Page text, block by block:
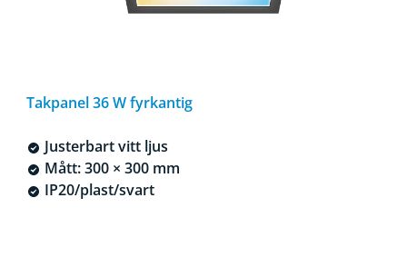
Takpanel 36 W fyrkantig
Justerbart vitt ljus
Mått: 300 × 300 mm
IP20/plast/svart